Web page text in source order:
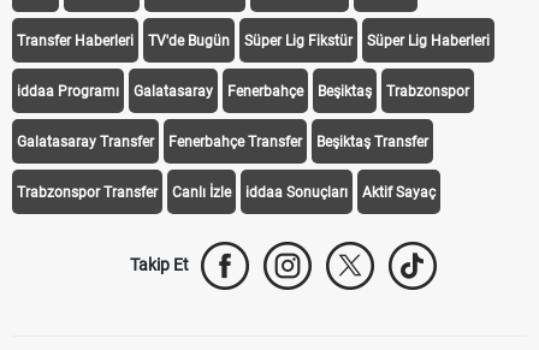
Transfer Haberleri TV'de Bugün Süper Lig Fikstür Süper Lig Haberleri
iddaa Programı Galatasaray Fenerbahçe Beşiktaş Trabzonspor
Galatasaray Transfer Fenerbahçe Transfer Beşiktaş Transfer
Trabzonspor Transfer Canlı İzle iddaa Sonuçları Aktif Sayaç
Takip Et